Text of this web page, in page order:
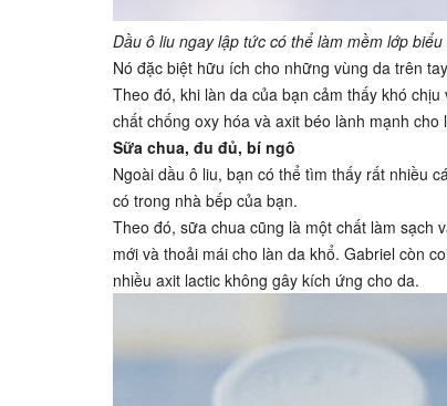
Dầu ô liu ngay lập tức có thể làm mềm lớp
Nó đặc biệt hữu ích cho những vùng da trên
Theo đó, khi làn da của bạn cảm thấy khó
chất chống oxy hóa và axit béo lành mạnh cho
Sữa chua, đu đủ, bí ngô
Ngoài dầu ô liu, bạn có thể tìm thấy rất nhiều
có trong nhà bếp của bạn.
Theo đó, sữa chua cũng là một chất làm sạch
mới và thoải mái cho làn da khổ. Gabriel còn
nhiều axit lactic không gây kích ứng cho da.